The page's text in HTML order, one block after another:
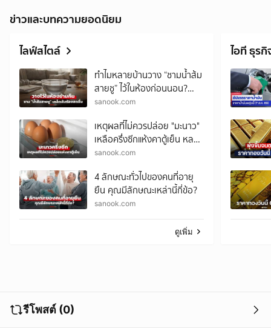
ข่าวและบทความยอดนิยม
ไลฟ์สไตล์
ทำไมหลายบ้านวาง “ชามน้ำส้ม
สายชู” ไว้ในห้องก่อนนอน?
เคล็ดลับราคาประหยัด ตื่นมา
sanook.com
เหตุผลที่ไม่ควรปล่อย "มะนาว"
เหลือครึ่งซีกแห้งคาตู้เย็น หลาย
คนพลาดไม่รู้ตัว
sanook.com
4 ลักษณะทั่วไปของคนที่อายุ
ยืน คุณมีลักษณะเหล่านี้กี่ข้อ?
sanook.com
ดูเพิ่ม
ไอที ธุรกิ
รีโพสต์ (0)